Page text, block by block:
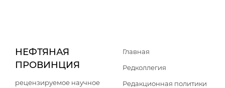
НЕФТЯНАЯ
ПРОВИНЦИЯ
рецензируемое научное
Главная
Редколлегия
Редакционная политики